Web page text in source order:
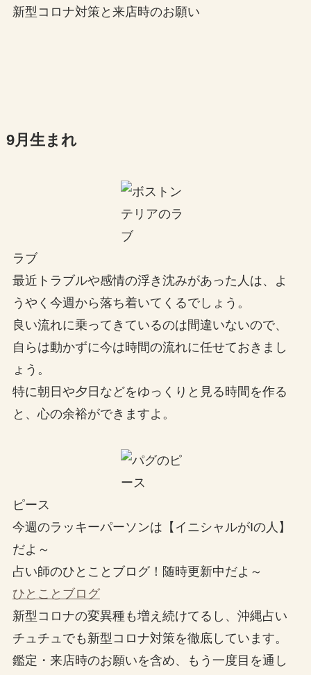
新型コロナ対策と来店時のお願い
9月生まれ
ラブ
最近トラブルや感情の浮き沈みがあった人は、よ
うやく今週から落ち着いてくるでしょう。
良い流れに乗ってきているのは間違いないので、
自らは動かずに今は時間の流れに任せておきまし
ょう。
特に朝日や夕日などをゆっくりと見る時間を作る
と、心の余裕ができますよ。
ピース
今週のラッキーパーソンは【イニシャルがIの人】
だよ～
占い師のひとことブログ！随時更新中だよ～
ひとことブログ
新型コロナの変異種も増え続けてるし、沖縄占い
チュチュでも新型コロナ対策を徹底しています。
鑑定・来店時のお願いを含め、もう一度目を通し